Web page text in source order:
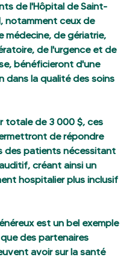
de l'Hôpital de Saint-
notamment ceux de
médecine, de gériatrie,
de l'urgence et de
bénéficieront d'une
dans la qualité des soins
totale de 3 000 $, ces
de répondre
des patients nécessitant
créant ainsi un
hospitalier plus inclusif
est un bel exemple
des partenaires
avoir sur la santé